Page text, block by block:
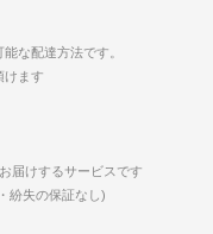
な配達方法です。
けます
届けするサービスです
紛失の保証なし)